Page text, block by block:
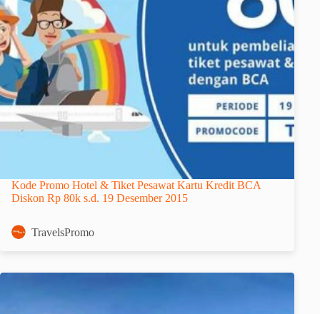
Kode Promo Hotel & Tiket Pesawat Kartu Kredit BCA
Diskon Rp 80k s.d. 19 Desember 2015
TravelsPromo